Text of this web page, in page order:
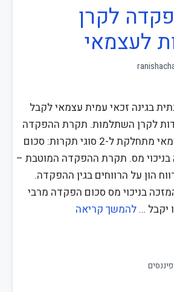
לקרן
לעצמאי
בגינה זכאי עמית עצמאי לקבל
לקרן השתלמות. תקרת ההפקדה
לקרן השתלמות לעצמאי מתחלקת ל-2 סוגי תקרות: סכום
מס. תקרת ההפקדה המוטבת –
הון על הרווחים בגין ההפקדה.
בניכוי מס סכום הפקדה מרבי
יקבל … להמשך קריאה
פיננסים